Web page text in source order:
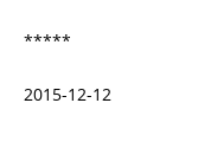
*****
2015-12-12